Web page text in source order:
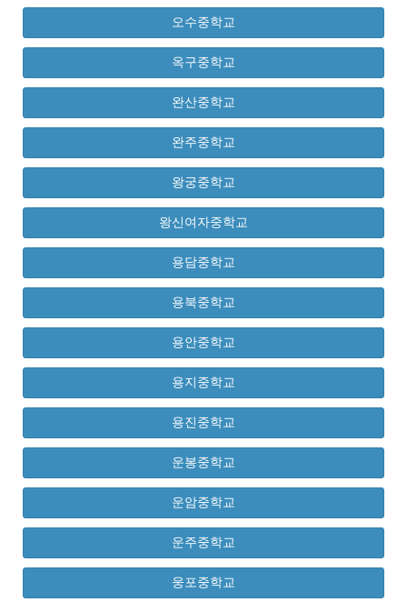
오수중학교
옥구중학교
완산중학교
완주중학교
왕궁중학교
왕신여자중학교
용담중학교
용북중학교
용안중학교
용지중학교
용진중학교
운봉중학교
운암중학교
운주중학교
웅포중학교